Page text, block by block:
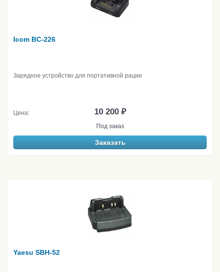
Icom BC-226
Зарядное устройство для портативной рации
Цена: 10 200 ₽
Под заказ
Заказать
Yaesu SBH-52